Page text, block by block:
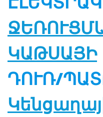
ԿԱԹՍԱՅԻ
ԴՈՒՌ/